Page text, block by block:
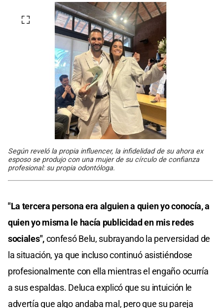
Según reveló la propia influencer, la infidelidad de su ahora ex
esposo se produjo con una mujer de su círculo de confianza
profesional: su propia odontóloga.
"La tercera persona era alguien a quien yo conocía, a
quien yo misma le hacía publicidad en mis redes
sociales",confesó Belu, subrayando la perversidad de
la situación, ya que incluso continuó asistiéndose
profesionalmente con ella mientras el engaño ocurría
a sus espaldas. Deluca explicó que su intuición le
advertía que algo andaba mal, pero que su pareja